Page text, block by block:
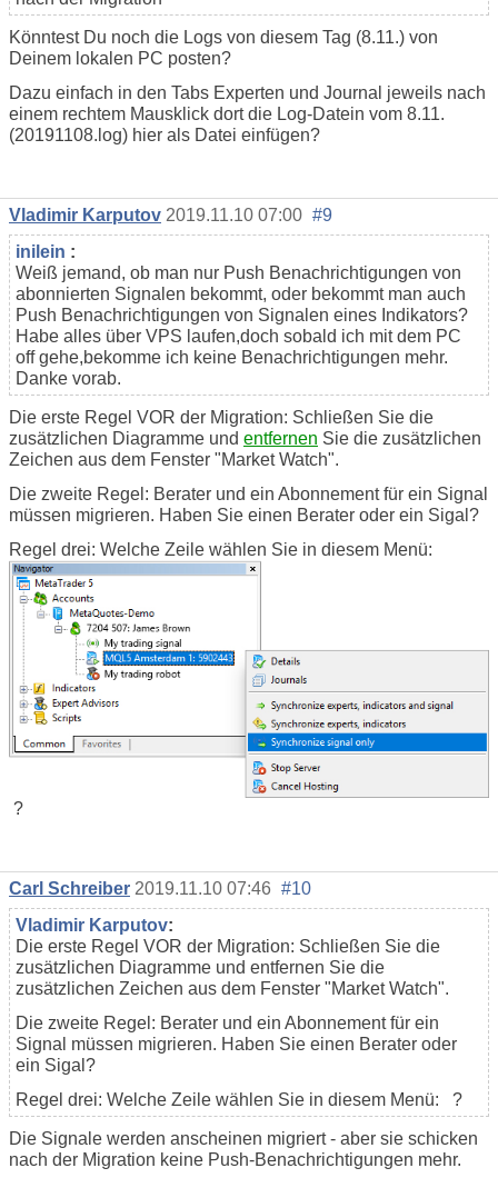
Könntest Du noch die Logs von diesem Tag (8.11.) von
Deinem lokalen PC posten?
Dazu einfach in den Tabs Experten und Journal jeweils nach
einem rechtem Mausklick dort die Log-Datein vom 8.11.
(20191108.log) hier als Datei einfügen?
Vladimir Karputov 2019.11.10 07:00 #9
inilein :
Weiß jemand, ob man nur Push Benachrichtigungen von
abonnierten Signalen bekommt, oder bekommt man auch
Push Benachrichtigungen von Signalen eines Indikators?
Habe alles über VPS laufen,doch sobald ich mit dem PC
off gehe,bekomme ich keine Benachrichtigungen mehr.
Danke vorab.
Die erste Regel VOR der Migration: Schließen Sie die
zusätzlichen Diagramme und entfernen Sie die zusätzlichen
Zeichen aus dem Fenster "Market Watch".
Die zweite Regel: Berater und ein Abonnement für ein Signal
müssen migrieren. Haben Sie einen Berater oder ein Sigal?
Regel drei: Welche Zeile wählen Sie in diesem Menü:
?
Carl Schreiber 2019.11.10 07:46 #10
Vladimir Karputov:
Die erste Regel VOR der Migration: Schließen Sie die
zusätzlichen Diagramme und entfernen Sie die
zusätzlichen Zeichen aus dem Fenster "Market Watch".
Die zweite Regel: Berater und ein Abonnement für ein
Signal müssen migrieren. Haben Sie einen Berater oder
ein Sigal?
Regel drei: Welche Zeile wählen Sie in diesem Menü: ?
Die Signale werden anscheinen migriert - aber sie schicken
nach der Migration keine Push-Benachrichtigungen mehr.